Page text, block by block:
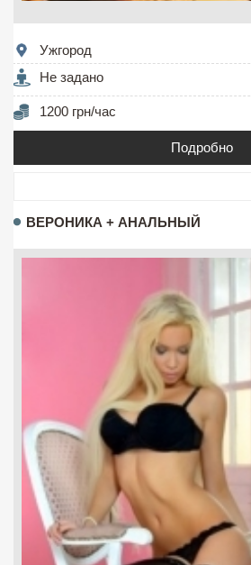
Ужгород
Не задано
1200 грн/час
Подробно
ВЕРОНИКА + АНАЛЬНЫЙ